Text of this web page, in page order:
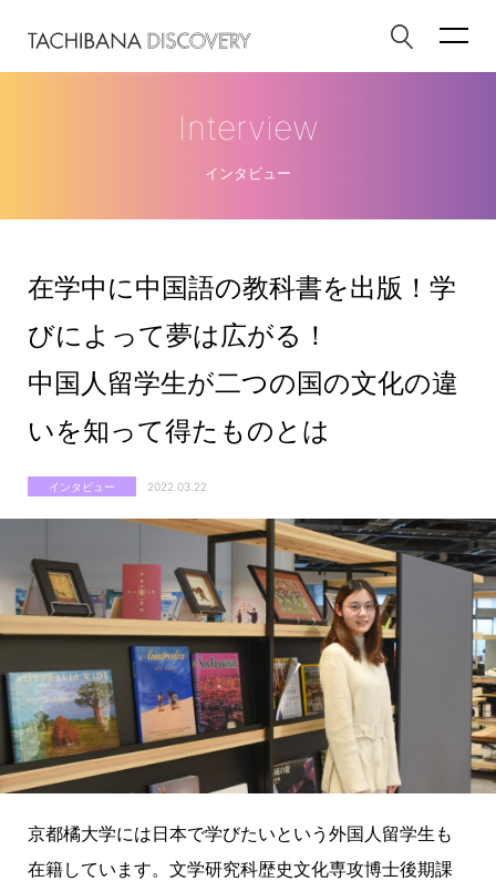
Interview
インタビュー
在学中に中国語の教科書を出版！学
びによって夢は広がる！
中国人留学生が二つの国の文化の違
いを知って得たものとは
インタビュー 2022.03.22
京都橘大学には日本で学びたいという外国人留学生も
在籍しています。文学研究科歴史文化専攻博士後期課